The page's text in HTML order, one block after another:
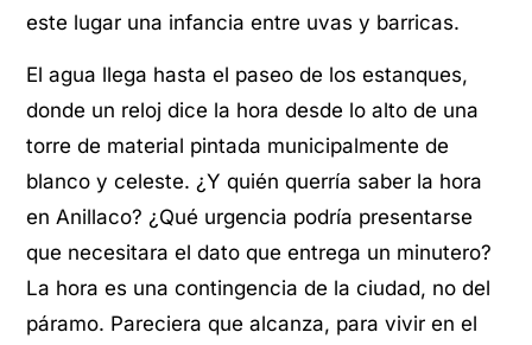
este lugar una infancia entre uvas y barricas.
El agua llega hasta el paseo de los estanques,
donde un reloj dice la hora desde lo alto de una
torre de material pintada municipalmente de
blanco y celeste. ¿Y quién querría saber la hora
en Anillaco? ¿Qué urgencia podría presentarse
que necesitara el dato que entrega un minutero?
La hora es una contingencia de la ciudad, no del
páramo. Pareciera que alcanza, para vivir en el